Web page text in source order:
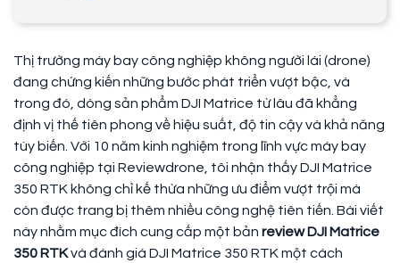
Thị trường máy bay công nghiệp không người lái (drone)
đang chứng kiến những bước phát triển vượt bậc, và
trong đó, dòng sản phẩm DJI Matrice từ lâu đã khẳng
định vị thế tiên phong về hiệu suất, độ tin cậy và khả năng
tùy biến. Với 10 năm kinh nghiệm trong lĩnh vực máy bay
công nghiệp tại Reviewdrone, tôi nhận thấy DJI Matrice
350 RTK không chỉ kế thừa những ưu điểm vượt trội mà
còn được trang bị thêm nhiều công nghệ tiên tiến. Bài viết
này nhằm mục đích cung cấp một bản review DJI Matrice
350 RTKvà đánh giá DJI Matrice 350 RTK một cách